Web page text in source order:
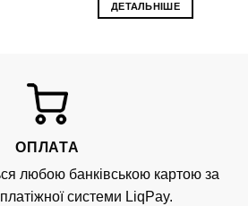
ДЕТАЛЬНІШЕ
ОПЛАТА
любою банківською картою за
системи LiqPay.